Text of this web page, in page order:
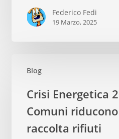
NANDO.AI?
Federico Fedi
19 Marzo, 2025
Blog
Energetica
2026:
come
Crisi Energetica
Comuni
raccolta rifiuti